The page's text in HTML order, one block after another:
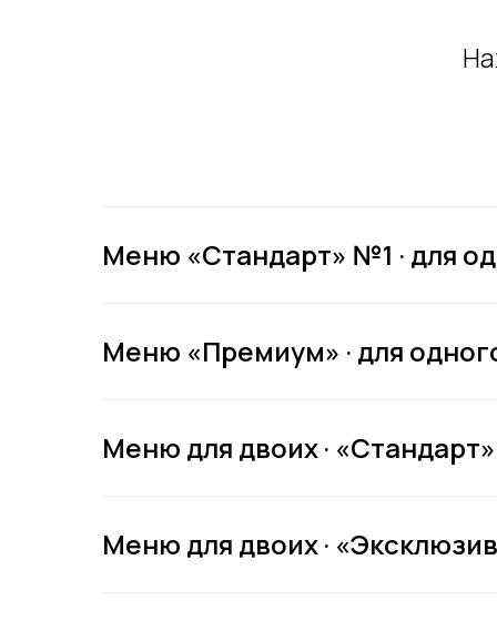
Меню «Стандарт» №1 · для
Меню «Премиум» · для
Меню для двоих · «Стандарт»
Меню для двоих ·